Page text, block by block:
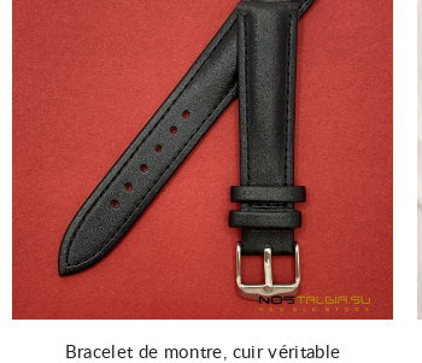
Bracelet de montre, cuir véritable